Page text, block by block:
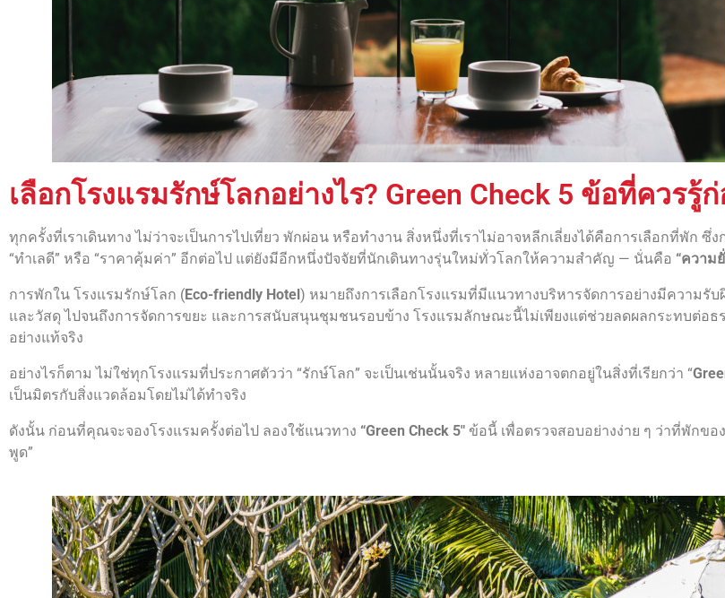
เลือกโรงแรมรักษ์โลกอย่างไร? Green Check 5 ข้อที่ควรรู้
ทุกครั้งที่เราเดินทาง ไม่ว่าจะเป็นการไปเที่ยว พักผ่อน หรือทำงาน สิ่งหนึ่งที่เราไม่อาจหลีกเลี่ยงได้คือการเลือกที่พัก ซึ่
“ทำเลดี” หรือ “ราคาคุ้มค่า” อีกต่อไป แต่ยังมีอีกหนึ่งปัจจัยที่นักเดินทางรุ่นใหม่ทั่วโลกให้ความสำคัญ — นั่นคือ “ความ
การพักใน โรงแรมรักษ์โลก (Eco-friendly Hotel) หมายถึงการเลือกโรงแรมที่มีแนวทางบริหารจัดการอย่างมีความรั
และวัสดุ ไปจนถึงการจัดการขยะ และการสนับสนุนชุมชนรอบข้าง โรงแรมลักษณะนี้ไม่เพียงแต่ช่วยลดผลกระทบต่อ
อย่างแท้จริง
อย่างไรก็ตาม ไม่ใช่ทุกโรงแรมที่ประกาศตัวว่า “รักษ์โลก” จะเป็นเช่นนั้นจริง หลายแห่งอาจตกอยู่ในสิ่งที่เรียกว่า “
เป็นมิตรกับสิ่งแวดล้อมโดยไม่ได้ทำจริง
ดังนั้น ก่อนที่คุณจะจองโรงแรมครั้งต่อไป ลองใช้แนวทาง “Green Check 5″ ข้อนี้ เพื่อตรวจสอบอย่างง่าย ๆ ว่าที่พักข
พูด”